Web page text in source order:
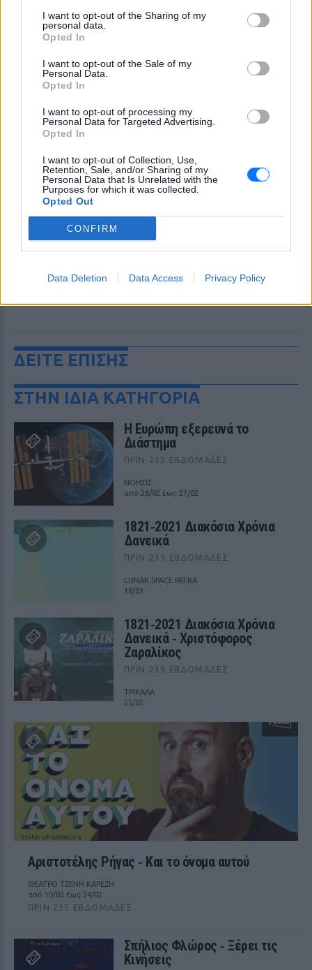
I want to opt-out of the Sharing of my
personal data.
Opted In
I want to opt-out of the Sale of my
Personal Data.
Opted In
I want to opt-out of processing my
Personal Data for Targeted Advertising.
Opted In
I want to opt-out of Collection, Use,
Retention, Sale, and/or Sharing of my
Personal Data that Is Unrelated with the
Purposes for which it was collected.
Opted Out
CONFIRM
Data Deletion Data Access Privacy Policy
ΔΙΑΦΗΜΙΣΗ
ΔΕΙΤΕ ΕΠΙΣΗΣ
ΣΤΗΝ ΙΔΙΑ ΚΑΤΗΓΟΡΙΑ
Η Ευρώπη εξερευνά το
Διάστημα
ΠΡΙΝ 233 ΕΒΔΟΜΆΔΕΣ
ΝΟΗΣΙΣ
από 26/02 έως 27/02
1821‑2021 Διακόσια Χρόνια
Δανεικά
ΠΡΙΝ 235 ΕΒΔΟΜΆΔΕΣ
LUNAR SPACE PATRA
18/03
1821‑2021 Διακόσια Χρόνια
Δανεικά ‑ Χριστόφορος
Ζαραλίκος
ΠΡΙΝ 235 ΕΒΔΟΜΆΔΕΣ
ΤΡΙΚΑΛΑ
25/02
Αριστοτέλης Ρήγας ‑ Kαι το όνομα αυτού
ΘΕΑΤΡΟ ΤΖΕΝΗ ΚΑΡΕΖΗ
από 10/02 έως 24/02
ΠΡΙΝ 235 ΕΒΔΟΜΆΔΕΣ
Σπήλιος Φλώρος ‑ Ξέρει τις
Κινήσεις